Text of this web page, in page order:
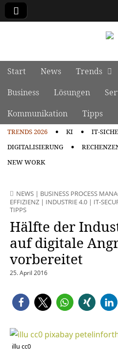
Main menu
Skip to content
Start News Trends
Business
Lösungen
Kommunikation
Tipps
TRENDS 2026 KI
IT-
DIGITALISIERUNG
NEW WORK
NEWS | BUSINESS PROCESS
EFFIZIENZ | INDUSTRIE 4.0 | IT-
TIPPS
Hälfte der
auf digitale
vorbereitet
25. April 2016
illu cc0